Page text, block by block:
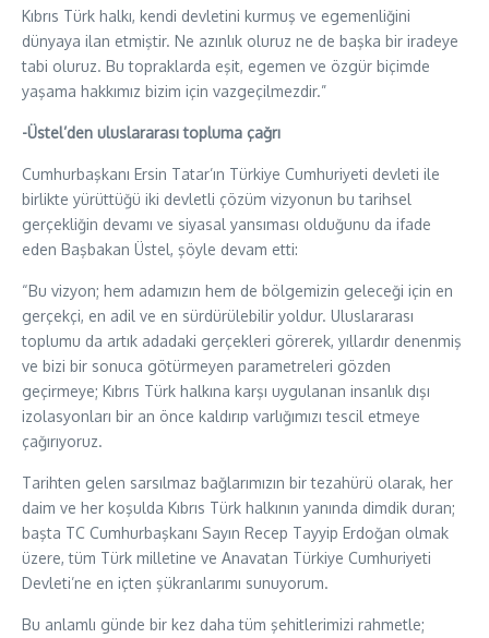
Kıbrıs Türk halkı, kendi devletini kurmuş ve egemenliğini
dünyaya ilan etmiştir. Ne azınlık oluruz ne de başka bir iradeye
tabi oluruz. Bu topraklarda eşit, egemen ve özgür biçimde
yaşama hakkımız bizim için vazgeçilmezdir.”
-Üstel’den uluslararası topluma çağrı
Cumhurbaşkanı Ersin Tatar’ın Türkiye Cumhuriyeti devleti ile
birlikte yürüttüğü iki devletli çözüm vizyonun bu tarihsel
gerçekliğin devamı ve siyasal yansıması olduğunu da ifade
eden Başbakan Üstel, şöyle devam etti:
“Bu vizyon; hem adamızın hem de bölgemizin geleceği için en
gerçekçi, en adil ve en sürdürülebilir yoldur. Uluslararası
toplumu da artık adadaki gerçekleri görerek, yıllardır denenmiş
ve bizi bir sonuca götürmeyen parametreleri gözden
geçirmeye; Kıbrıs Türk halkına karşı uygulanan insanlık dışı
izolasyonları bir an önce kaldırıp varlığımızı tescil etmeye
çağırıyoruz.
Tarihten gelen sarsılmaz bağlarımızın bir tezahürü olarak, her
daim ve her koşulda Kıbrıs Türk halkının yanında dimdik duran;
başta TC Cumhurbaşkanı Sayın Recep Tayyip Erdoğan olmak
üzere, tüm Türk milletine ve Anavatan Türkiye Cumhuriyeti
Devleti’ne en içten şükranlarımı sunuyorum.
Bu anlamlı günde bir kez daha tüm şehitlerimizi rahmetle;